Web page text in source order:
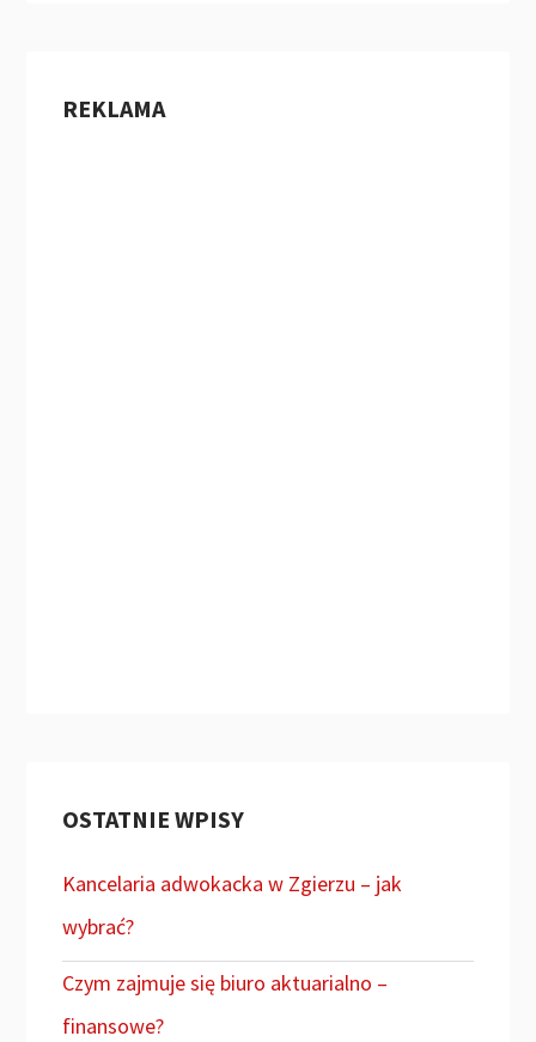
REKLAMA
OSTATNIE WPISY
Kancelaria adwokacka w Zgierzu – jak
wybrać?
Czym zajmuje się biuro aktuarialno –
finansowe?